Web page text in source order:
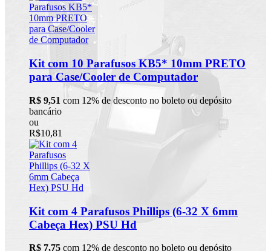
Kit com 10 Parafusos KB5* 10mm PRETO
para Case/Cooler de Computador
R$ 9,51 com 12% de desconto no boleto ou depósito
bancário
ou
R$10,81
Kit com 4 Parafusos Phillips (6-32 X 6mm
Cabeça Hex) PSU Hd
R$ 7,75 com 12% de desconto no boleto ou depósito